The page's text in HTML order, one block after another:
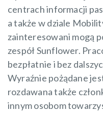
centrach informacji
a także w dziale
zainteresowani mogą
zespół Sunflower.
bezpłatnie i bez
Wyraźnie pożądane
rozdawana także
innym osobom